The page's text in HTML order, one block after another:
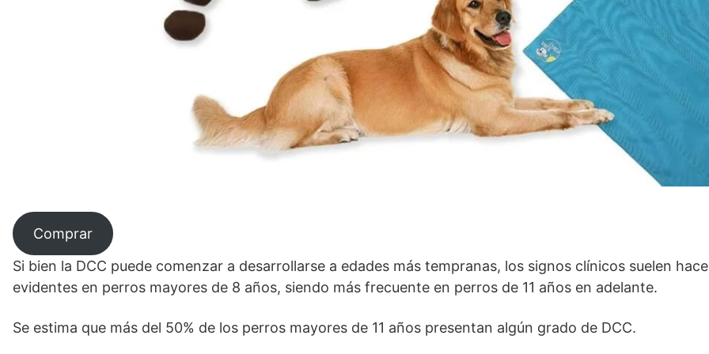
Comprar
Si bien la DCC puede comenzar a desarrollarse a edades más tempranas, los signos clínicos suelen
evidentes en perros mayores de 8 años, siendo más frecuente en perros de 11 años en adelante.
Se estima que más del 50% de los perros mayores de 11 años presentan algún grado de DCC.